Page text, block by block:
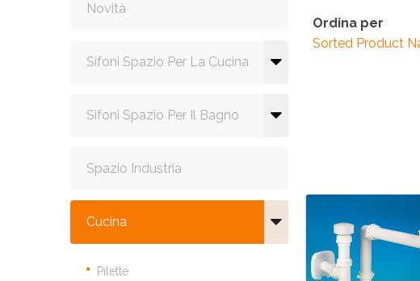
Novità
Sifoni Spazio Per La Cucina
Sifoni Spazio Per Il Bagno
Spazio Industria
Cucina
Pilette
Ordina per
Sorted Product